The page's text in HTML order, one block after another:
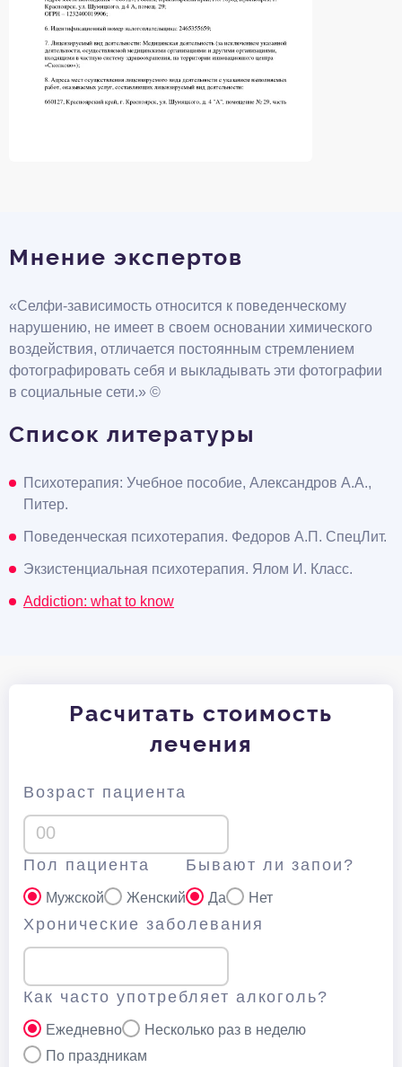
Мнение экспертов
«Селфи-зависимость относится к поведенческому
нарушению, не имеет в своем основании химического
воздействия, отличается постоянным стремлением
фотографировать себя и выкладывать эти фотографии
в социальные сети.» ©
Список литературы
Психотерапия: Учебное пособие, Александров А.А.,
Питер.
Поведенческая психотерапия. Федоров А.П. СпецЛит.
Экзистенциальная психотерапия. Ялом И. Класс.
Addiction: what to know
Расчитать стоимость
лечения
Возраст пациента
Пол пациента
Мужской Женский
Бывают ли запои?
Да Нет
Хронические заболевания
Как часто употребляет алкоголь?
Ежедневно
Несколько раз в неделю
По праздникам